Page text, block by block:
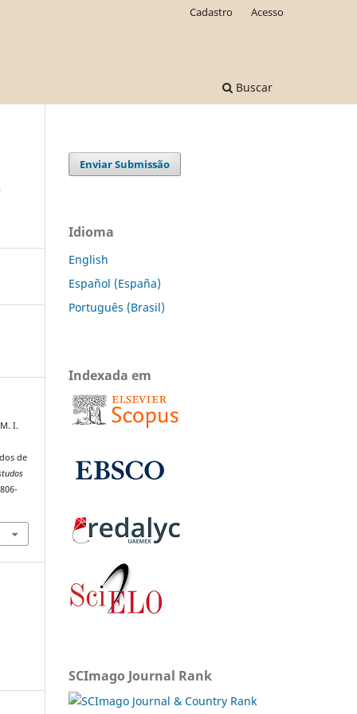
Buscar
Cadastro Acesso
I.
de
Enviar Submissão
Idioma
English
Español (España)
Português (Brasil)
Indexada em
SCImago Journal Rank